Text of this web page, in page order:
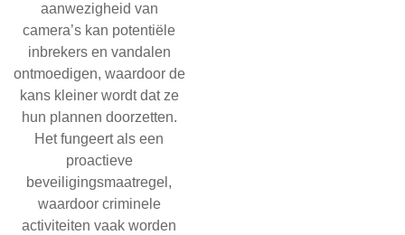
aanwezigheid van
camera’s kan potentiële
inbrekers en vandalen
ontmoedigen, waardoor de
kans kleiner wordt dat ze
hun plannen doorzetten.
Het fungeert als een
proactieve
beveiligingsmaatregel,
waardoor criminele
activiteiten vaak worden